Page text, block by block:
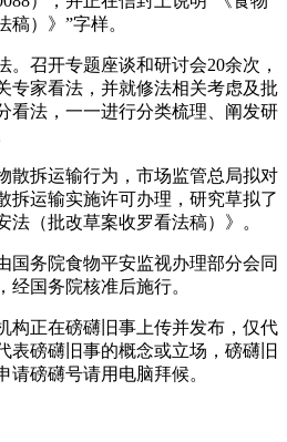
）》”字样。
召开专题座谈和研讨会20余次，
专家看法，并就修法相关考虑及批
看法，一一进行分类梳理、阐发研
拆运输行为，市场监管总局拟对
拆运输实施许可办理，研究草拟了
法（批改草案收罗看法稿）》。
务院食物平安监视办理部分会同
经国务院核准后施行。
正在磅礴旧事上传并发布，仅代
表磅礴旧事的概念或立场，磅礴旧
磅礴号请用电脑拜候。